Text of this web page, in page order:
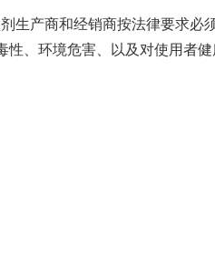
生产商和经销商按法律要求必
、环境危害、以及对使用者